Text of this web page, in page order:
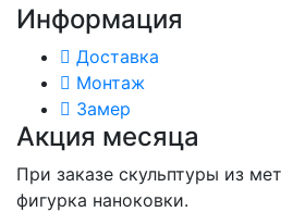
Информация
Доставка
Монтаж
Замер
Акция месяца
При заказе скульптуры из
фигурка наноковки.